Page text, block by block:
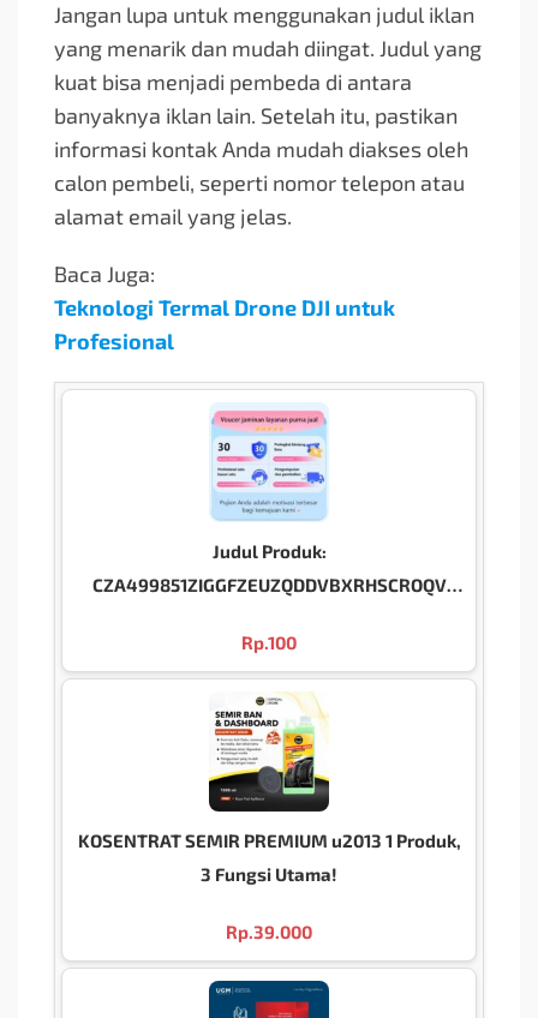
Jangan lupa untuk menggunakan judul iklan
yang menarik dan mudah diingat. Judul yang
kuat bisa menjadi pembeda di antara
banyaknya iklan lain. Setelah itu, pastikan
informasi kontak Anda mudah diakses oleh
calon pembeli, seperti nomor telepon atau
alamat email yang jelas.
Baca Juga:
Teknologi Termal Drone DJI untuk
Profesional
Judul Produk:
CZA499851ZIGGFZEUZQDDVBXRHSCROQV
Rp.100
KOSENTRAT SEMIR PREMIUM u2013 1 Produk,
3 Fungsi Utama!
Rp.39.000